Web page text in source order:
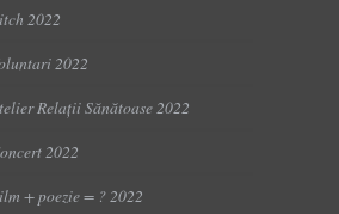
2022
2022
Relații Sănătoase 2022
2022
+ poezie = ? 2022